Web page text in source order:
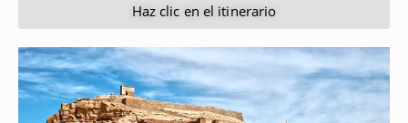
Haz clic en el itinerario